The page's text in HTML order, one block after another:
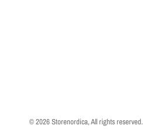
© 2026 Storenordica, All rights reserved.